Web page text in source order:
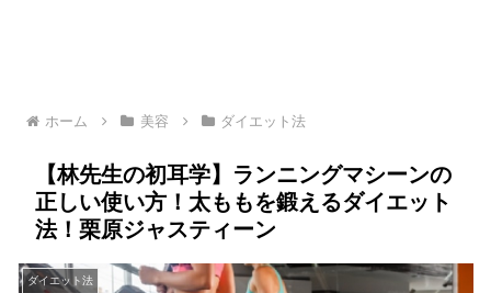
ホーム 美容 ダイエット法
【林先生の初耳学】ランニングマシーンの
正しい使い方！太ももを鍛えるダイエット
法！栗原ジャスティーン
ダイエット法